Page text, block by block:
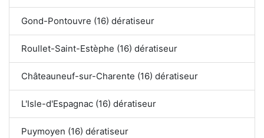
Gond-Pontouvre (16) dératiseur
Roullet-Saint-Estèphe (16) dératiseur
Châteauneuf-sur-Charente (16) dératiseur
L'Isle-d'Espagnac (16) dératiseur
Puymoyen (16) dératiseur